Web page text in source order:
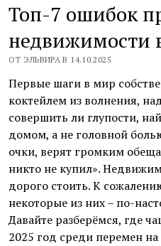
Топ-7 ошибок
недвижимости
ОТ ЭЛЬВИРА В 14.10.2025
Первые шаги в мир
коктейлем из волнения,
совершить ли глупости,
домом, а не головной
очки, верят громким
никто не купил».
дорого стоить. К
некоторые из них – по-
Давайте разберёмся, где
2025 год среди перемен